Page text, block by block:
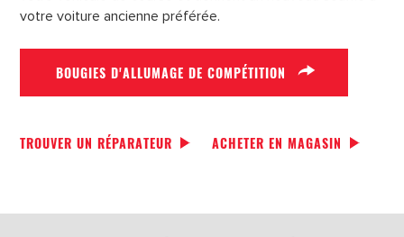
votre voiture ancienne préférée.
BOUGIES D'ALLUMAGE DE COMPÉTITION
TROUVER UN RÉPARATEUR ACHETER EN MAGASIN